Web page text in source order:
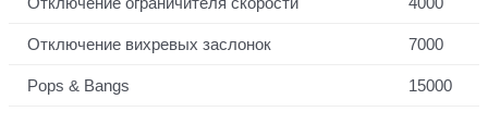
Отключение вихревых заслонок 7000
Pops & Bangs 15000